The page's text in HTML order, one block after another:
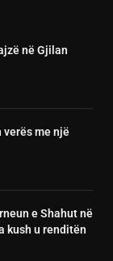
në Gjilan
verës me një
e Shahut në
kush u renditën